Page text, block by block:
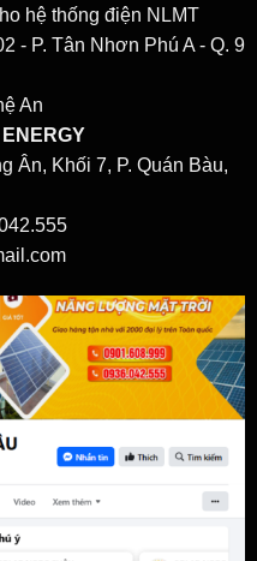
hệ thống điện NLMT
- P. Tân Nhơn Phú A - Q. 9
An
Ân, Khối 7, P. Quán Bàu,